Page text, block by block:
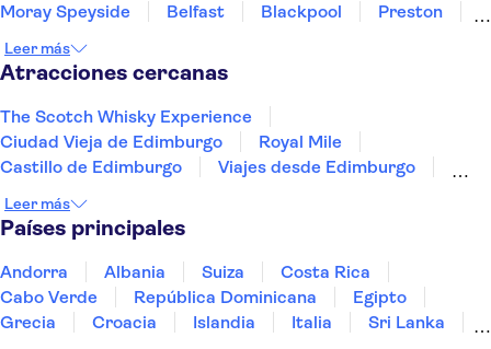
Moray Speyside
Belfast Blackpool
Preston
Leer más
Atracciones cercanas
The Scotch Whisky Experience
Ciudad Vieja de Edimburgo
Royal Mile
Castillo de Edimburgo
Viajes desde Edimburgo
Forth Bridge
Fantasmas, mitos y legendas
Princes Street
Estadio de Anfield
Liverpool River Cruise
Stonehenge
Los Beatles
Abadía de Westminster
Leer más
Países principales
Andorra Albania Suiza
Costa Rica
Cabo Verde
República Dominicana
Egipto
Grecia
Croacia Islandia Italia
Sri Lanka